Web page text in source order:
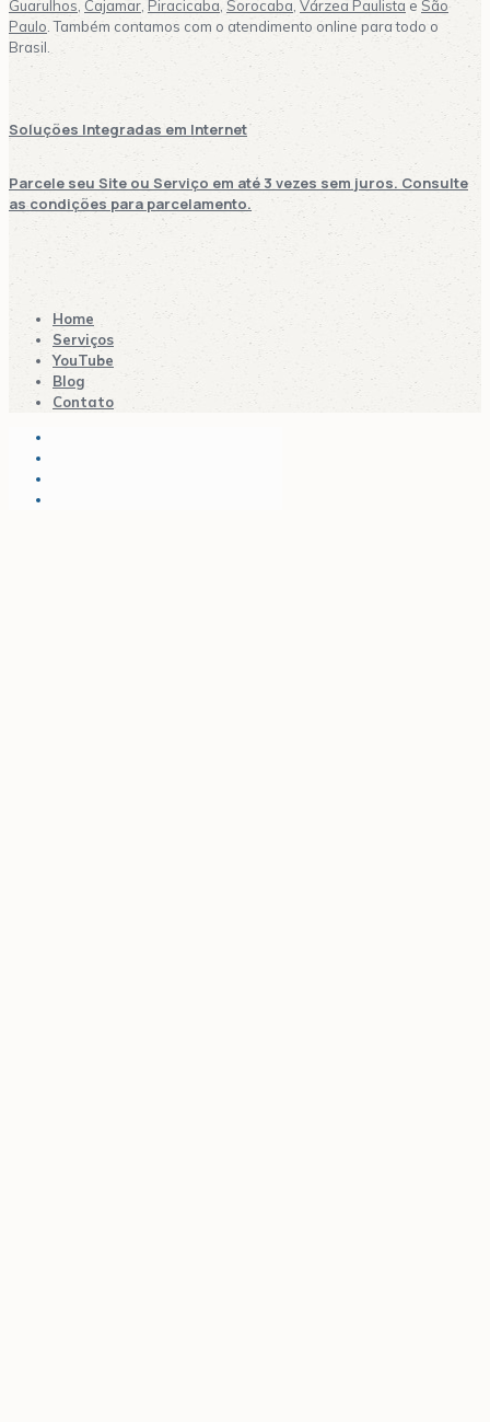
Guarulhos, Cajamar, Piracicaba, Sorocaba, Várzea Paulista e São
Paulo. Também contamos com o atendimento online para todo o
Brasil.
Soluções Integradas em Internet
Parcele seu Site ou Serviço em até 3 vezes sem juros. Consulte
as condições para parcelamento.
Home
Serviços
YouTube
Blog
Contato